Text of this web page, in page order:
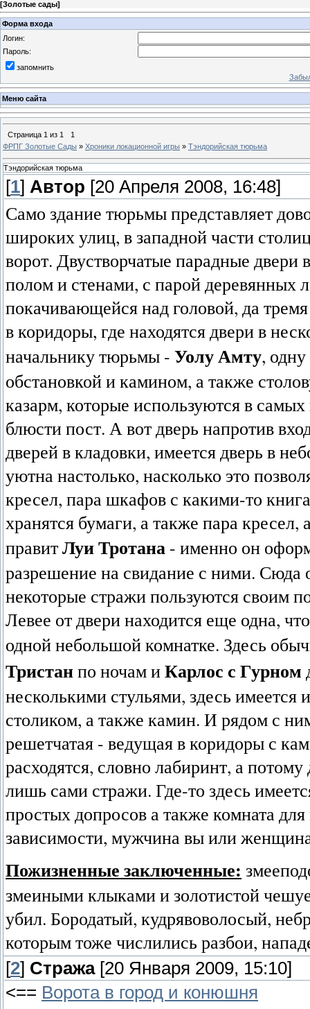
[Золотые сады]
Форма входа
Логин:
Пароль:
запомнить
Меню сайта
Страница 1 из 1
1
ФРПГ Золотые Сады » Хроники локационной игры » Тэндорийская тюрьма
Тэндорийская тюрьма
[1] Автор [20 Апреля 2008, 16:48]
Само здание тюрьмы представляет
широких улиц, в западной части
ворот. Двустворчатые парадные
полом и стенами, с парой деревянных
покачивающейся над головой, да
в коридоры, где находятся двери в
начальнику тюрьмы - Уолу Амту,
обстановкой и камином, а также
казарм, которые используются в
блюсти пост. А вот дверь напротив
дверей в кладовки, имеется дверь в
уютна настолько, насколько это
кресел, пара шкафов с какими-то
хранятся бумаги, а также пара
правитЛуи Тротана - именно он
разрешение на свидание с ними. Сюда
некоторые стражи пользуются своим
Левее от двери находится еще одна,
одной небольшой комнатке. Здесь
Тристанпо ночам иКарлос с Гурном
несколькими стульями, здесь
столиком, а также камин. И рядом с
решетчатая - ведущая в коридоры с
расходятся, словно лабиринт, а
лишь сами стражи. Где-то здесь
простых допросов а также комната
зависимости, мужчина вы или
Пожизненные заключенные:
змеиными клыками и золотистой
убил. Бородатый, кудрявоволосый,
которым тоже числились разбои,
[2] Стража[20 Января 2009, 15:10]
<== Ворота в город и конюшня